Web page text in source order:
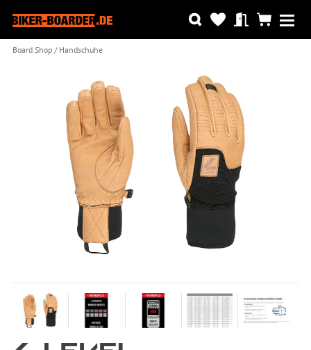
Board Shop Handschuhe